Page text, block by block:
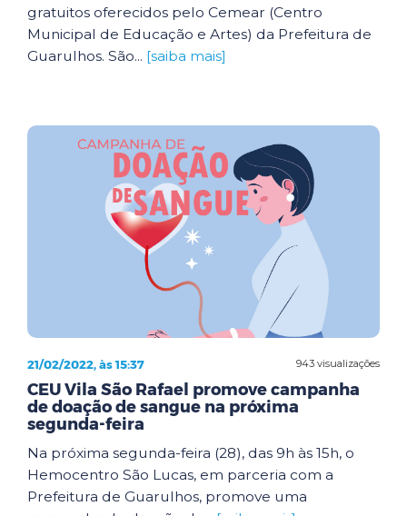
gratuitos oferecidos pelo Cemear (Centro
Municipal de Educação e Artes) da Prefeitura de
Guarulhos. São... [saiba mais]
943 visualizações
21/02/2022, às 15:37
CEU Vila São Rafael promove campanha
de doação de sangue na próxima
segunda-feira
Na próxima segunda-feira (28), das 9h às 15h, o
Hemocentro São Lucas, em parceria com a
Prefeitura de Guarulhos, promove uma